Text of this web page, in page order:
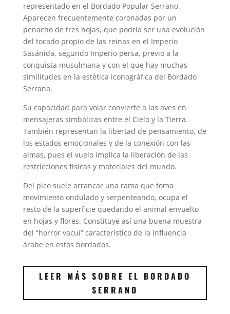
representado en el Bordado Popular Serrano.
Aparecen frecuentemente coronadas por un
penacho de tres hojas, que podría ser una evolución
del tocado propio de las reinas en el Imperio
Sasánida, segundo Imperio persa, previo a la
conquista musulmana y con el que hay muchas
similitudes en la estética iconográfica del Bordado
Serrano.
Su capacidad para volar convierte a las aves en
mensajeras simbólicas entre el Cielo y la Tierra.
También representan la libertad de pensamiento, de
los estados emocionales y de la conexión con las
almas, pues el vuelo implica la liberación de las
restricciones físicas y materiales del mundo.
Del pico suele arrancar una rama que toma
movimiento ondulado y serpenteando, ocupa el
resto de la superficie quedando el animal envuelto
en hojas y flores. Constituye así una buena muestra
del “horror vacui” característico de la influencia
árabe en estos bordados.
LEER MÁS SOBRE EL BORDADO
SERRANO